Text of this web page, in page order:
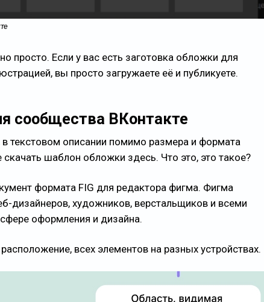
просто. Если у вас есть заготовка обложки для
вы просто загружаете её и публикуете.
сообщества ВКонтакте
в текстовом описании помимо размера и формата
шаблон обложки здесь. Что это, это такое?
формата FIG для редактора фигма. Фигма
дизайнеров, художников, верстальщиков и всеми
оформления и дизайна.
всех элементов на разных устройствах.